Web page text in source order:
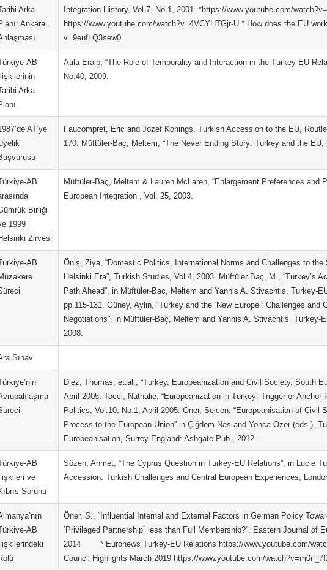
Arka
Ankara
Integration History, Vol.7, No.1, 2001. *https://www.youtube.com/
https://www.youtube.com/watch?v=4VCYHTGjr-U * How does the EU
v=9eufLQ3sew0
AB
İlişkilerinin
Arka
Atila Eralp, “The Role of Temporality and Interaction in the Turkey-EU
No.40, 2009.
AT’ye
Faucompret, Eric and Jozef Konings, Turkish Accession to the EU,
170. Müftüler-Baç, Meltem, “The Never Ending Story: Turkey and the
AB
Birliği
1999
Zirvesi
Müftüler-Baç, Meltem & Lauren McLaren, “Enlargement Preferences and
European Integration , Vol. 25, 2003.
AB
Öniş, Ziya, “Domestic Politics, International Norms and Challenges to
Helsinki Era”, Turkish Studies, Vol.4, 2003. Müftüler Baç, M., “Turkey’s
Path Ahead”, in Müftüler-Baç, Meltem and Yannis A. Stivachtis, Turkey-
pp.115-131. Güney, Aylin, “Turkey and the ‘New Europe’: Challenges
Negotiations”, in Müftüler-Baç, Meltem and Yannis A. Stivachtis, Turkey-
2008.
Sınav
Diez, Thomas, et.al., “Turkey, Europeanization and Civil Society, South
April 2005. Tocci, Nathalie, “Europeanization in Turkey: Trigger or Anchor
Politics, Vol.10, No.1, April 2005. Öner, Selcen, “Europeanisation of Civil
Process to the European Union” in Çiğdem Nas and Yonca Özer (eds.),
Europeanisation, Surrey England: Ashgate Pub., 2012.
AB
İlişkileri ve
Sorunu
Sözen, Ahmet, “The Cyprus Question in Turkey-EU Relations”, in Lucie
Accession: Turkish Challenges and Central European Experiences,
AB
İlişkilerindeki
Öner, S., “Influential Internal and External Factors in German Policy
‘Privileged Partnership” less than Full Membership?”, Eastern Journal of
2014 * Euronews Turkey-EU Relations https://www.youtube.com/
Council Highlights March 2019 https://www.youtube.com/